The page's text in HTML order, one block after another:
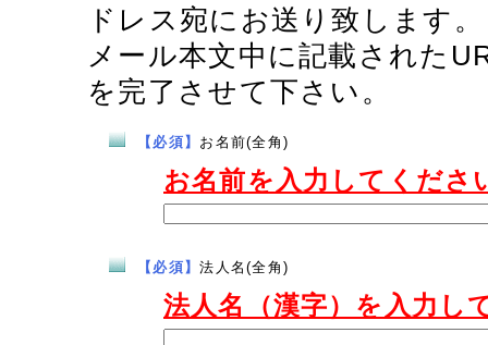
ドレス宛にお送り致します。
メール本文中に記載された
を完了させて下さい。
【必須】 お名前(全角)
お名前を入力してくださ
【必須】法人名(全角)
法人名（漢字）を入力し